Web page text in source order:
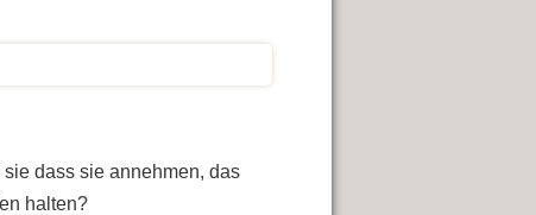
dass sie annehmen, das
halten?